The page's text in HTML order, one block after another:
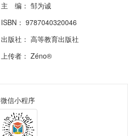
主 编： 邹为诚
ISBN： 9787040320046
出版社： 高等教育出版社
上传者： Zéno®
微信小程序